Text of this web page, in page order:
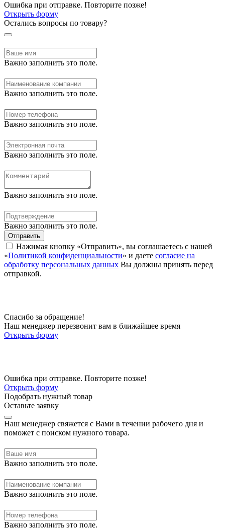
Ошибка при отправке. Повторите позже!
Открыть форму
Остались вопросы по товару?
Важно заполнить это поле.
Важно заполнить это поле.
Важно заполнить это поле.
Важно заполнить это поле.
Важно заполнить это поле.
Важно заполнить это поле.
Отправить
Нажимая кнопку «Отправить», вы соглашаетесь с нашей
«Политикой конфиденциальности» и даете согласие на
обработку персональных данных Вы должны принять перед
отправкой.
Спасибо за обращение!
Наш менеджер перезвонит вам в ближайшее время
Открыть форму
Ошибка при отправке. Повторите позже!
Открыть форму
Подобрать нужный товар
Оставьте заявку
Наш менеджер свяжется с Вами в течении рабочего дня и
поможет с поиском нужного товара.
Важно заполнить это поле.
Важно заполнить это поле.
Важно заполнить это поле.